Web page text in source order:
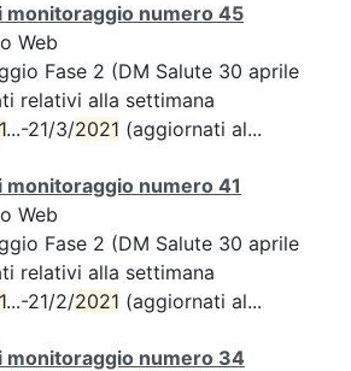
monitoraggio numero 45
Web
Fase 2 (DM Salute 30 aprile
relativi alla settimana
...-21/3/2021 (aggiornati al...
monitoraggio numero 41
Web
Fase 2 (DM Salute 30 aprile
relativi alla settimana
...-21/2/2021 (aggiornati al...
monitoraggio numero 34